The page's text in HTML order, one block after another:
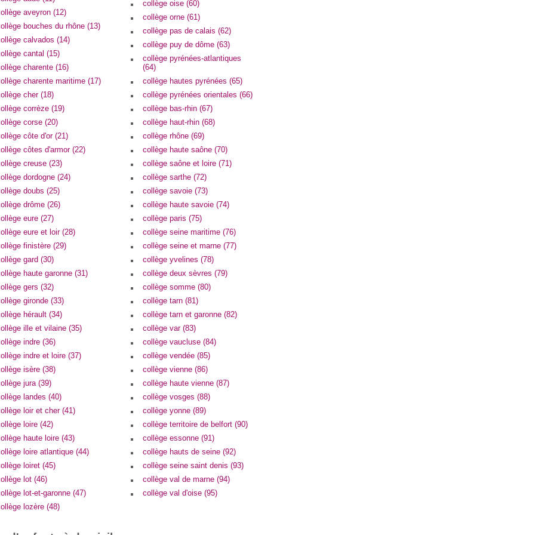
aveyron (12)
bouches du rhône (13)
calvados (14)
cantal (15)
charente (16)
charente maritime (17)
cher (18)
corrèze (19)
corse (20)
côte d'or (21)
côtes d'armor (22)
creuse (23)
dordogne (24)
doubs (25)
drôme (26)
eure (27)
eure et loir (28)
finistère (29)
gard (30)
haute garonne (31)
gers (32)
gironde (33)
hérault (34)
ille et vilaine (35)
indre (36)
indre et loire (37)
isère (38)
jura (39)
landes (40)
loir et cher (41)
loire (42)
haute loire (43)
loire atlantique (44)
loiret (45)
lot (46)
lot-et-garonne (47)
lozère (48)
collège oise (60)
collège orne (61)
collège pas de calais (62)
collège puy de dôme (63)
collège pyrénées-atlantiques
(64)
collège hautes pyrénées (65)
collège pyrénées orientales (66)
collège bas-rhin (67)
collège haut-rhin (68)
collège rhône (69)
collège haute saône (70)
collège saône et loire (71)
collège sarthe (72)
collège savoie (73)
collège haute savoie (74)
collège paris (75)
collège seine maritime (76)
collège seine et marne (77)
collège yvelines (78)
collège deux sèvres (79)
collège somme (80)
collège tarn (81)
collège tarn et garonne (82)
collège var (83)
collège vaucluse (84)
collège vendée (85)
collège vienne (86)
collège haute vienne (87)
collège vosges (88)
collège yonne (89)
collège territoire de belfort (90)
collège essonne (91)
collège hauts de seine (92)
collège seine saint denis (93)
collège val de marne (94)
collège val d'oise (95)